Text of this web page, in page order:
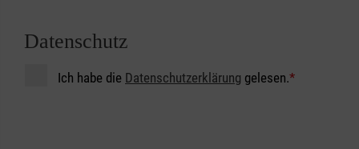
Datenschutz
Ich habe die Datenschutzerklärung gelesen.*